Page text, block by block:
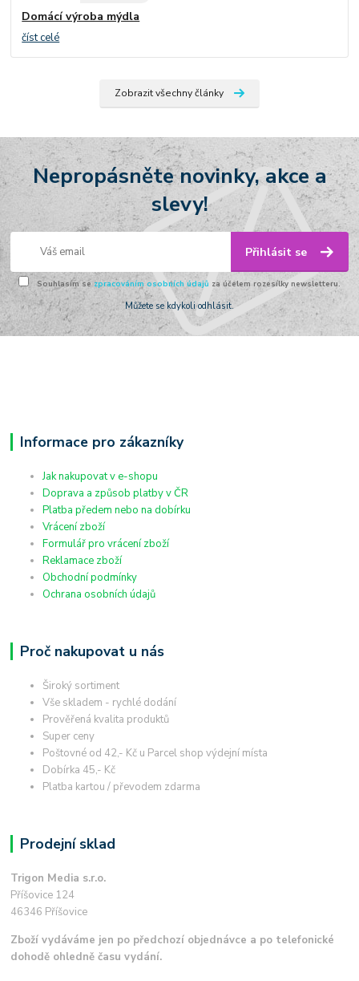
Domácí výroba mýdla
číst celé
Zobrazit všechny články
Nepropásněte novinky, akce a
slevy!
Přihlásit se
Souhlasím se zpracováním osobních údajů za účelem rozesílky newsletteru.
Můžete se kdykoli odhlásit.
Informace pro zákazníky
Jak nakupovat v e-shopu
Doprava a způsob platby v ČR
Platba předem nebo na dobírku
Vrácení zboží
Formulář pro vrácení zboží
Reklamace zboží
Obchodní podmínky
Ochrana osobních údajů
Proč nakupovat u nás
Široký sortiment
Vše skladem - rychlé dodání
Prověřená kvalita produktů
Super ceny
Poštovné od 42,- Kč u Parcel shop výdejní místa
Dobírka 45,- Kč
Platba kartou / převodem zdarma
Prodejní sklad
Trigon Media s.r.o.
Příšovice 124
46346 Příšovice
Zboží vydáváme jen po předchozí objednávce a po telefonické
dohodě ohledně času vydání.